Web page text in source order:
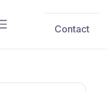
Contact